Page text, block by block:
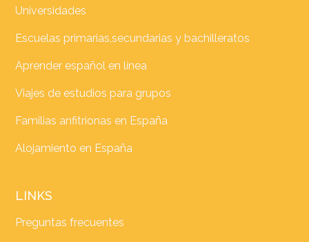
Universidades
Escuelas primarias,secundarias y bachilleratos
Aprender español en línea
Viajes de estudios para grupos
Familias anfitrionas en España
Alojamiento en España
LINKS
Preguntas frecuentes